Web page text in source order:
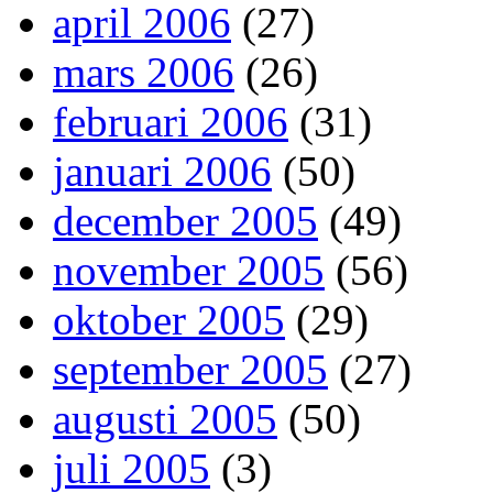
april 2006 (27)
mars 2006 (26)
februari 2006 (31)
januari 2006 (50)
december 2005 (49)
november 2005 (56)
oktober 2005 (29)
september 2005 (27)
augusti 2005 (50)
juli 2005 (3)